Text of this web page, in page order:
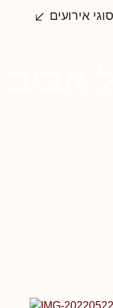
סוגי אירועים